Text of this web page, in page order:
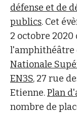
défense et de
publics. Cet
2 octobre 2020
l'amphithéâtre
Nationale
EN3S, 27 rue
Etienne.Plan
nombre de